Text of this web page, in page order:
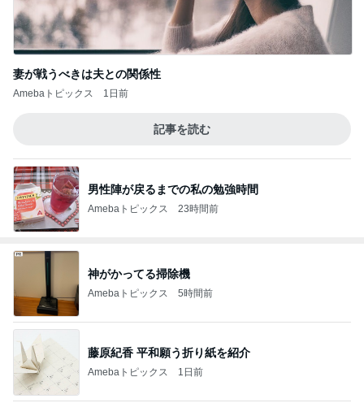
妻が戦うべきは夫との関係性
Amebaトピックス 1日前
記事を読む
男性陣が戻るまでの私の勉強時間
Amebaトピックス 23時間前
神がかってる掃除機
Amebaトピックス 5時間前
藤原紀香 平和願う折り紙を紹介
Amebaトピックス 1日前